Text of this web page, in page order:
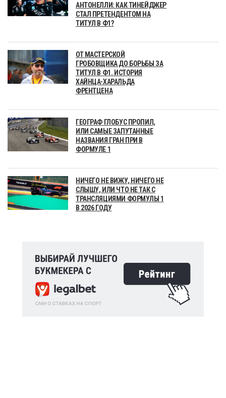
АНТОНЕЛЛИ: КАК ТИНЕЙДЖЕР
СТАЛ ПРЕТЕНДЕНТОМ НА
ТИТУЛ В Ф1?
ОТ МАСТЕРСКОЙ
ГРОБОВЩИКА ДО БОРЬБЫ ЗА
ТИТУЛ В Ф1. ИСТОРИЯ
ХАЙНЦА-ХАРАЛЬДА
ФРЕНТЦЕНА
ГЕОГРАФ ГЛОБУС ПРОПИЛ,
ИЛИ САМЫЕ ЗАПУТАННЫЕ
НАЗВАНИЯ ГРАН ПРИ В
ФОРМУЛЕ 1
НИЧЕГО НЕ ВИЖУ, НИЧЕГО НЕ
СЛЫШУ, ИЛИ ЧТО НЕ ТАК С
ТРАНСЛЯЦИЯМИ ФОРМУЛЫ 1
В 2026 ГОДУ